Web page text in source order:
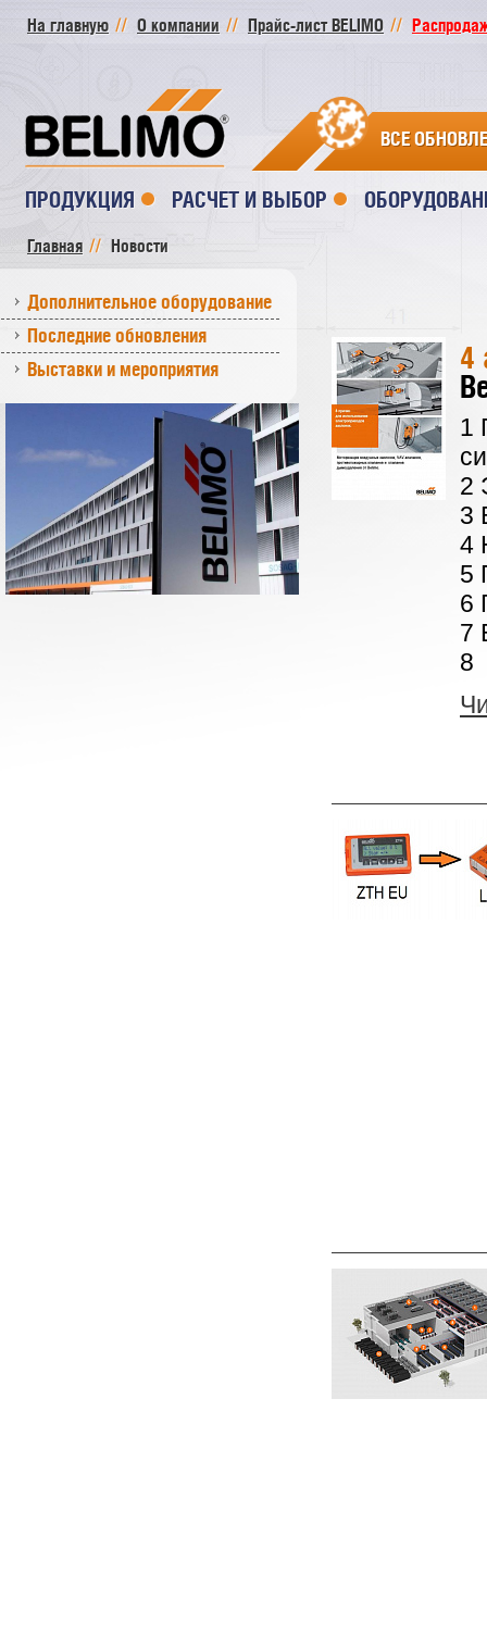
На главную О компании Прайс-лист BELIMO
ВСЕ
ПРОДУКЦИЯ РАСЧЕТ И ВЫБОР
Главная Новости
Дополнительное оборудование
Последние обновления
Выставки и мероприятия
4
1
2
3
4
5
6
7
8